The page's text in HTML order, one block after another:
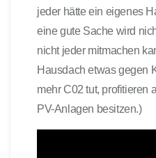
jeder hätte ein eigenes
eine gute Sache wird
nicht jeder mitmachen
Hausdach etwas gegen
mehr C02 tut, profitieren
PV-Anlagen besitzen.)